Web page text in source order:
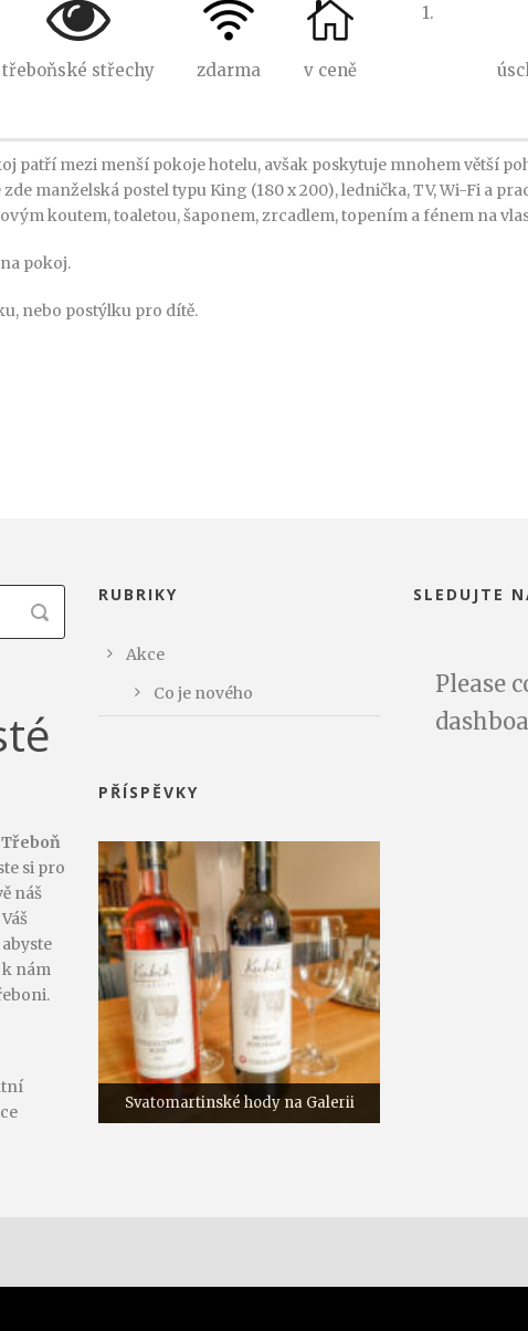
třeboňské střechy zdarma v ceně
1.
patří mezi menší pokoje hotelu, avšak poskytuje mnohem větší
manželská postel typu King (180 x 200), lednička, TV, Wi-Fi a
koutem, toaletou, šaponem, zrcadlem, topením a fénem na
pokoj.
nebo postýlku pro dítě.
si pro
náš
nám
RUBRIKY
Akce
Co je nového
PŘÍSPĚVKY
Svatomartinské hody na Galerii
Akce na Galerii
Co je nového
SLEDUJTE
Please